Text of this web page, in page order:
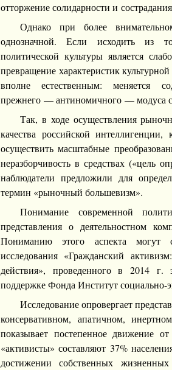
отторжение солидарности и
Однако при более
однозначной. Если исходить из
политической культуры является
превращение характеристик
вполне естественным: меняется
прежнего — антиномичного — модуса
Так, в ходе осуществления
качества российской
осуществить масштабные
неразборчивость в средствах («цель
наблюдатели предложили для
термин «рыночный большевизм».
Понимание современной
представления о деятельностном
Пониманию этого аспекта могут
исследования «Гражданский
действия», проведенного в 2014
поддержке Фонда Институт социально-
Исследование опровергает
консервативном, апатичном,
показывает постепенное движение
«активисты» составляют 37%
достижении собственных